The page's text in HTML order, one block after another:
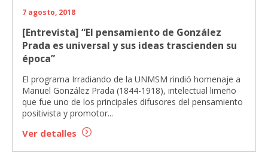
7 agosto, 2018
[Entrevista] “El pensamiento de González
Prada es universal y sus ideas trascienden su
época”
El programa Irradiando de la UNMSM rindió homenaje a
Manuel González Prada (1844-1918), intelectual limeño
que fue uno de los principales difusores del pensamiento
positivista y promotor...
Ver detalles